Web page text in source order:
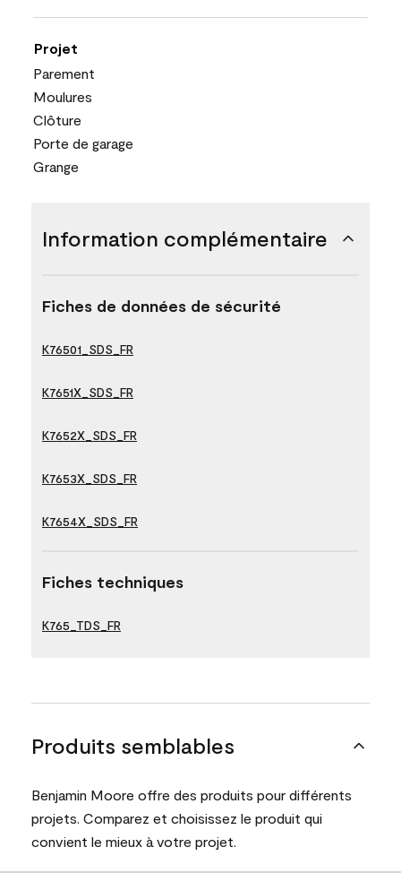
Projet
Parement
Moulures
Clôture
Porte de garage
Grange
Information complémentaire
Fiches de données de sécurité
K76501_SDS_FR
K7651X_SDS_FR
K7652X_SDS_FR
K7653X_SDS_FR
K7654X_SDS_FR
Fiches techniques
K765_TDS_FR
Produits semblables
Benjamin Moore offre des produits pour différents
projets. Comparez et choisissez le produit qui
convient le mieux à votre projet.